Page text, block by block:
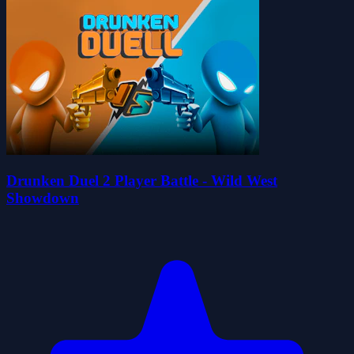
Drunken Duel 2 Player Battle - Wild West
Showdown